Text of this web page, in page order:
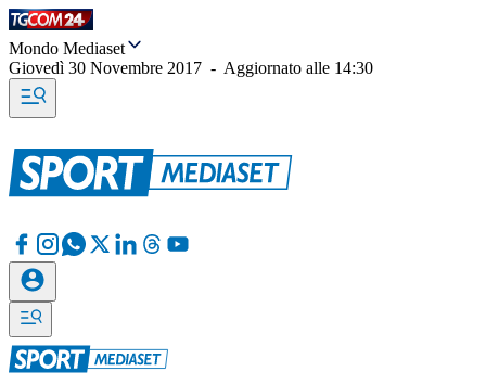
Mondo Mediaset
Giovedì 30 Novembre 2017 - Aggiornato alle 14:30